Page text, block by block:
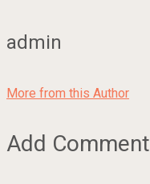
admin
More from this Author
Add Comment